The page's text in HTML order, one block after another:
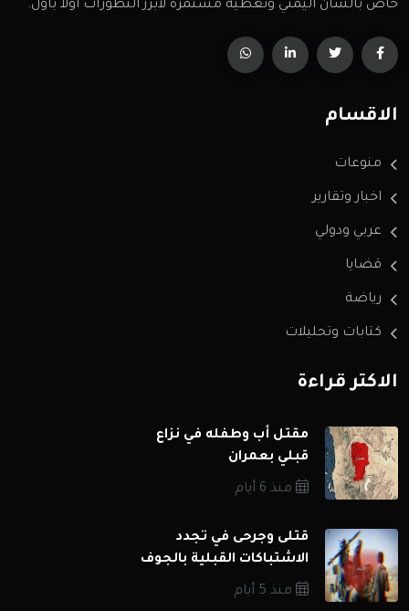
خاص بالشأن اليمني وتغطية مستمرة لأبرز التطورات أولاً بأول.
الاقسام
منوعات
اخبار وتقارير
عربي ودولي
قضايا
رياضة
كتابات وتحليلات
الاكثر قراءة
مقتل أب وطفله في نزاع
قبلي بعمران
منذ 6 أيام
قتلى وجرحى في تجدد
الاشتباكات القبلية بالجوف
منذ 5 أيام